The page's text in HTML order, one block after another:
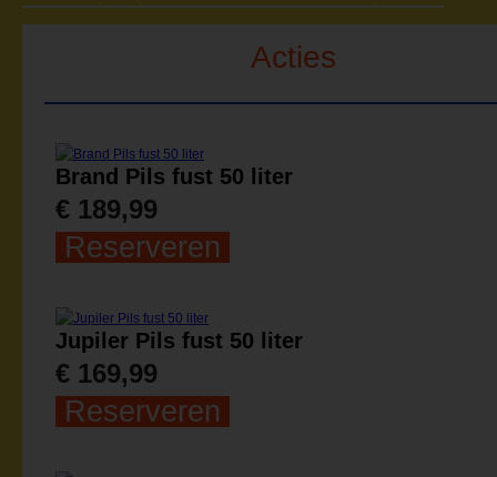
Acties
Brand Pils fust 50 liter
€ 189,99
Reserveren
Jupiler Pils fust 50 liter
€ 169,99
Reserveren